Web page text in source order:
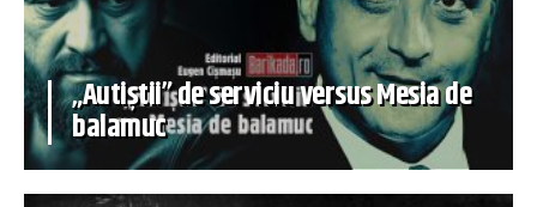
„Autiștii” de serviciu versus Mesia de
balamuc